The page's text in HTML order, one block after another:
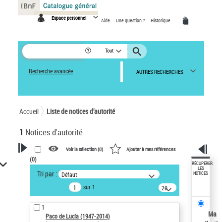
Espace personnel Aide Une question ? Historique
Tout
Recherche avancée AUTRES RECHERCHES
Accueil Liste de notices d’autorité
1 Notices d'autorité
VOTRE RECHERCHE
Recherche avancée dans les
notices d’autorité
Œuvres liées à l'auteur :
Paco de Lucía (1947-2014)
Voir la sélection (0) Ajouter à mes références
(0)
Tri par : Défaut
sur 1
20
résultats/page
1
Paco de Lucía (1947-2014)
RÉCUPÉRER
LES
NOTICES
Ma
Panneau de gestion des cookies